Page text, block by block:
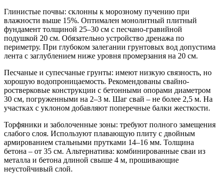
Глинистые почвы: склонны к морозному пучению при
влажности выше 15%. Оптимален монолитный плитный
фундамент толщиной 25–30 см с песчано-гравийной
подушкой 20 см. Обязательно устройство дренажа по
периметру. При глубоком залегании грунтовых вод допустима
лента с заглублением ниже уровня промерзания на 20 см.
Песчаные и супесчаные грунты: имеют низкую связность, но
хорошую водопроницаемость. Рекомендованы свайно-
ростверковые конструкции с бетонными опорами диаметром
30 см, погруженными на 2–3 м. Шаг свай – не более 2,5 м. На
участках с уклоном добавляют поперечные балки жесткости.
Торфяники и заболоченные зоны: требуют полного замещения
слабого слоя. Используют плавающую плиту с двойным
армированием стальными прутками 14–16 мм. Толщина
бетона – от 35 см. Альтернатива: комбинированные сваи из
металла и бетона длиной свыше 4 м, прошивающие
неустойчивый слой.